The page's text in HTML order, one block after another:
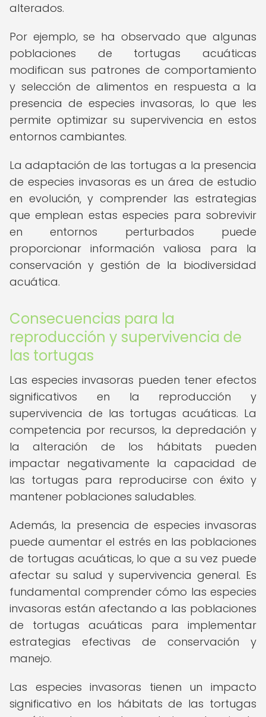
alterados.
Por ejemplo, se ha observado que algunas
poblaciones de tortugas acuáticas
modifican sus patrones de comportamiento
y selección de alimentos en respuesta a la
presencia de especies invasoras, lo que les
permite optimizar su supervivencia en estos
entornos cambiantes.
La adaptación de las tortugas a la presencia
de especies invasoras es un área de estudio
en evolución, y comprender las estrategias
que emplean estas especies para sobrevivir
en entornos perturbados puede
proporcionar información valiosa para la
conservación y gestión de la biodiversidad
acuática.
Consecuencias para la
reproducción y supervivencia de
las tortugas
Las especies invasoras pueden tener efectos
significativos en la reproducción y
supervivencia de las tortugas acuáticas. La
competencia por recursos, la depredación y
la alteración de los hábitats pueden
impactar negativamente la capacidad de
las tortugas para reproducirse con éxito y
mantener poblaciones saludables.
Además, la presencia de especies invasoras
puede aumentar el estrés en las poblaciones
de tortugas acuáticas, lo que a su vez puede
afectar su salud y supervivencia general. Es
fundamental comprender cómo las especies
invasoras están afectando a las poblaciones
de tortugas acuáticas para implementar
estrategias efectivas de conservación y
manejo.
Las especies invasoras tienen un impacto
significativo en los hábitats de las tortugas